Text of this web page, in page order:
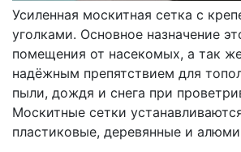
Усиленная москитная сетка с
уголками. Основное назначение
помещения от насекомых, а так
надёжным препятствием для
пыли, дождя и снега при
Москитные сетки
пластиковые, деревянные и